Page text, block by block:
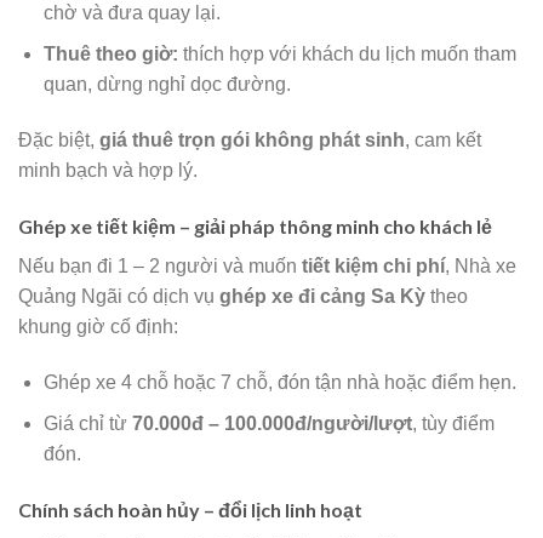
chờ và đưa quay lại.
Thuê theo giờ: thích hợp với khách du lịch muốn tham
quan, dừng nghỉ dọc đường.
Đặc biệt, giá thuê trọn gói không phát sinh, cam kết
minh bạch và hợp lý.
Ghép xe tiết kiệm – giải pháp thông minh cho khách lẻ
Nếu bạn đi 1 – 2 người và muốn tiết kiệm chi phí, Nhà xe
Quảng Ngãi có dịch vụ ghép xe đi cảng Sa Kỳ theo
khung giờ cố định:
Ghép xe 4 chỗ hoặc 7 chỗ, đón tận nhà hoặc điểm hẹn.
Giá chỉ từ 70.000đ – 100.000đ/người/lượt, tùy điểm
đón.
Chính sách hoàn hủy – đổi lịch linh hoạt